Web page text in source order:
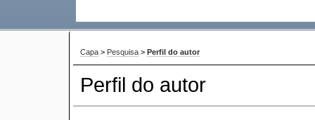
Capa > Pesquisa > Perfil do autor
Perfil do autor